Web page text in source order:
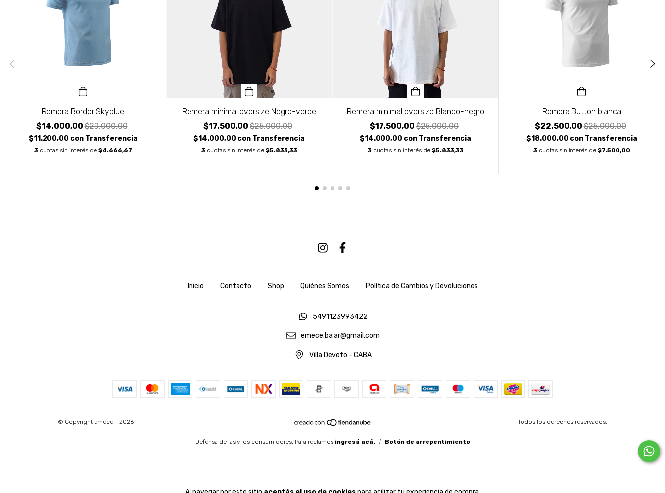
Remera Border Skyblue
$14.000,00$20.000,00
$11.200,00 con Transferencia
3 cuotas sin interés de $4.666,67
Remera minimal oversize Negro-verde
$17.500,00 $25.000,00
$14.000,00 con Transferencia
3 cuotas sin interés de $5.833,33
Remera minimal oversize Blanco-negro
$17.500,00 $25.000,00
$14.000,00 con Transferencia
3 cuotas sin interés de $5.833,33
Remera Button blanca
$22.500,00$25.000,00
$18.000,00 con Transferencia
3 cuotas sin interés de $7.500,00
Inicio Contacto Shop Quiénes Somos Política de Cambios y Devoluciones
5491123993422
emece.ba.ar@gmail.com
Villa Devoto - CABA
© Copyright emece - 2026 Todos los derechos reservados.
Defensa de las y los consumidores. Para reclamos ingresá acá. / Botón de arrepentimiento